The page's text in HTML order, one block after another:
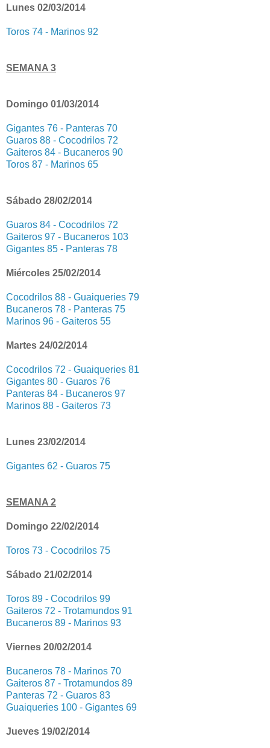
Lunes 02/03/2014
Toros 74 - Marinos 92
SEMANA 3
Domingo 01/03/2014
Gigantes 76 - Panteras 70
Guaros 88 - Cocodrilos 72
Gaiteros 84 - Bucaneros 90
Toros 87 - Marinos 65
Sábado 28/02/2014
Guaros 84 - Cocodrilos 72
Gaiteros 97 - Bucaneros 103
Gigantes 85 - Panteras 78
Miércoles 25/02/2014
Cocodrilos 88 - Guaiqueries 79
Bucaneros 78 - Panteras 75
Marinos 96 - Gaiteros 55
Martes 24/02/2014
Cocodrilos 72 - Guaiqueries 81
Gigantes 80 - Guaros 76
Panteras 84 - Bucaneros 97
Marinos 88 - Gaiteros 73
Lunes 23/02/2014
Gigantes 62 - Guaros 75
SEMANA 2
Domingo 22/02/2014
Toros 73 - Cocodrilos 75
Sábado 21/02/2014
Toros 89 - Cocodrilos 99
Gaiteros 72 - Trotamundos 91
Bucaneros 89 - Marinos 93
Viernes 20/02/2014
Bucaneros 78 - Marinos 70
Gaiteros 87 - Trotamundos 89
Panteras 72 - Guaros 83
Guaiqueries 100 - Gigantes 69
Jueves 19/02/2014